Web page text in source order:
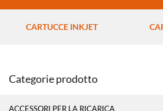
CARTUCCE INKJET
Categorie prodotto
ACCESSORI PER LA RICARICA